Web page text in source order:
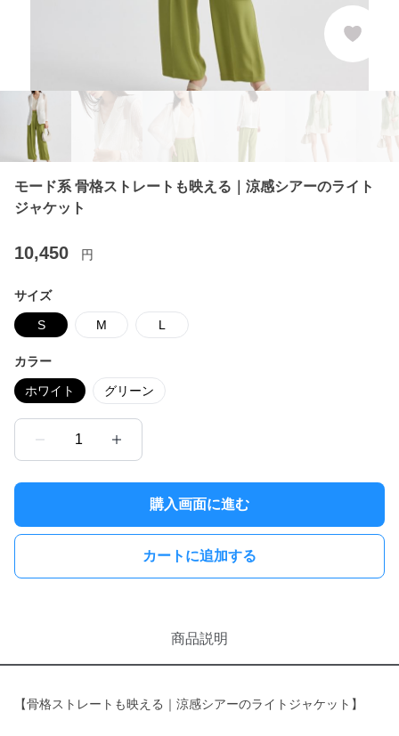
モード系 骨格ストレートも映える｜涼感シアーのライト
ジャケット
10,450 円
サイズ
S M L
カラー
ホワイト グリーン
1
購入画面に進む
カートに追加する
商品説明
【骨格ストレートも映える｜涼感シアーのライトジャケット】